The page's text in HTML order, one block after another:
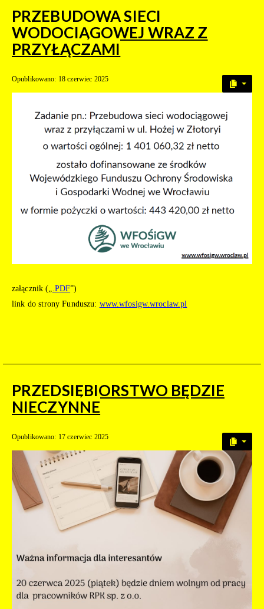
PRZEBUDOWA SIECI
WODOCIĄGOWEJ WRAZ Z
PRZYŁĄCZAMI
Opublikowano: 18 czerwiec 2025
załącznik („ .PDF”)
link do strony Funduszu: www.wfosigw.wroclaw.pl
PRZEDSIĘBIORSTWO BĘDZIE
NIECZYNNE
Opublikowano: 17 czerwiec 2025